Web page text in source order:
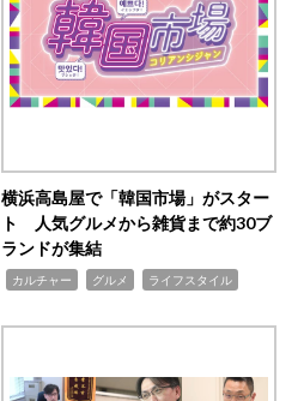
横浜高島屋で「韓国市場」がスター
ト 人気グルメから雑貨まで約30ブ
ランドが集結
カルチャー グルメ ライフスタイル